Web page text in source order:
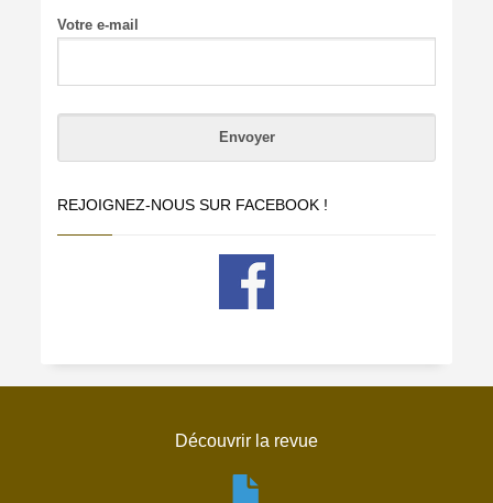
Votre e-mail
REJOIGNEZ-NOUS SUR FACEBOOK !
Découvrir la revue